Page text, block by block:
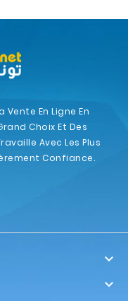
Vente En Ligne En
Choix Et Des
Avec Les Plus
Confiance.

